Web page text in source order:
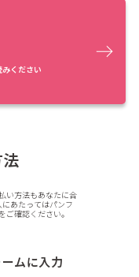
ください
い方法もあなたに合
あたってはパンフ
ご確認ください。
ームに入力